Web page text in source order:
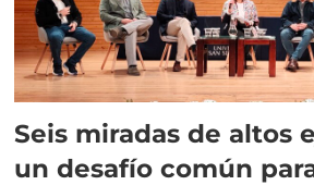
Seis miradas de altos
un desafío común